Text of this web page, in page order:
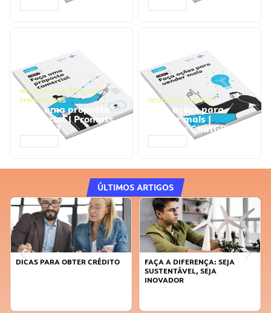
NEGÓCIOS, PROCESSOS
EMPRESARIAIS
Faça uma proposta
comercial | Prompts
ChatGPT
NEGÓCIOS, VENDAS
Faça ações para
vender mais |
Prompts ChatGPT
ÚLTIMOS ARTIGOS
DICAS PARA OBTER CRÉDITO
FAÇA A DIFERENÇA: SEJA
SUSTENTÁVEL, SEJA
INOVADOR